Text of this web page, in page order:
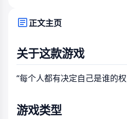
正文主页
关于这款游戏
“每个人都有决定自己是谁的
游戏类型